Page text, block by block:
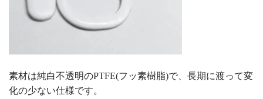
素材は純白不透明のPTFE(フッ素樹脂)で、長期に渡って変
化の少ない仕様です。